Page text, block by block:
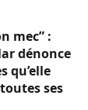
mec” :
dénonce
qu’elle
ses